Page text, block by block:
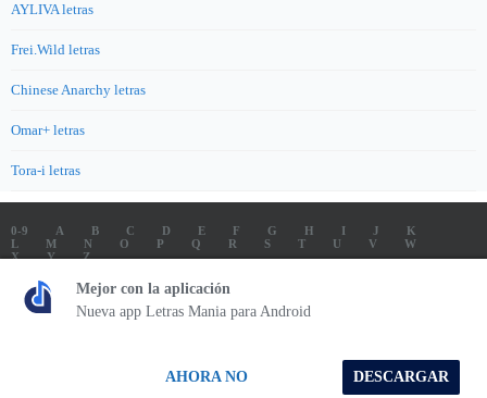
AYLIVA letras
Frei.Wild letras
Chinese Anarchy letras
Omar+ letras
Tora-i letras
0-9 A B C D E F G H I J
K
L
M N O P Q R S T V
W
X
Y
Z
LETRAS
SOUNDTRACK LETRAS
TOP 100 LETRAS
ENVIA LETRAS
Letrasmania.com - Copyright © 2026 - All Rights Reserved
Mejor con la aplicación
Nueva app Letras Mania para Android
DESCARGAR
AHORA NO